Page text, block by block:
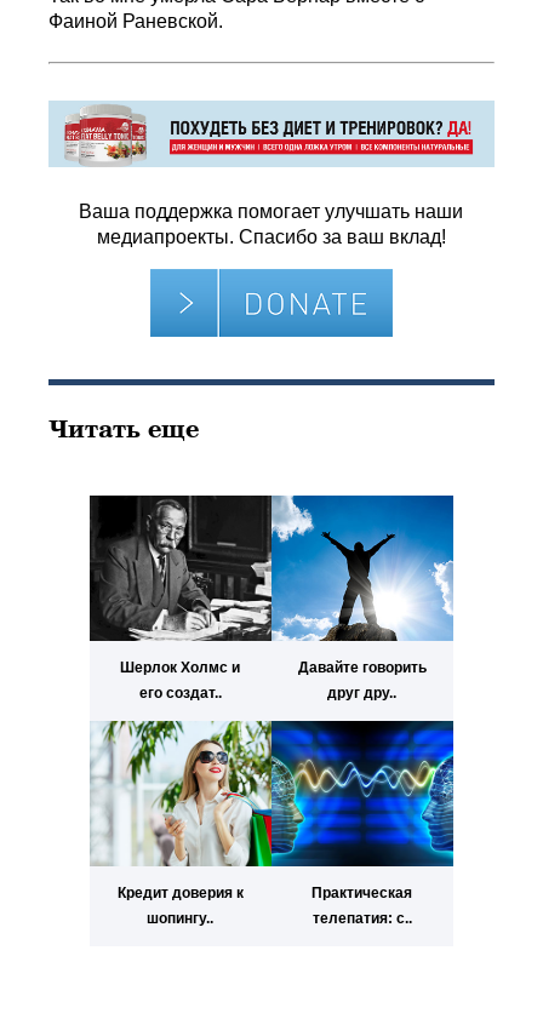
Фаиной Раневской.
Ваша поддержка помогает улучшать наши
медиапроекты. Спасибо за ваш вклад!
Читать еще
Шерлок Холмс и
его создат..
Давайте говорить
друг дру..
Кредит доверия к
шопингу..
Практическая
телепатия: с..